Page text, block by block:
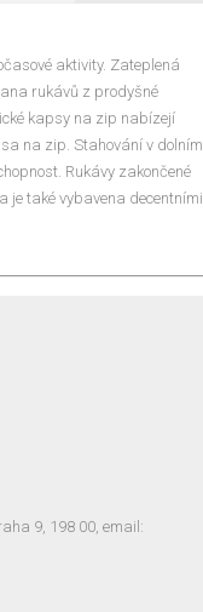
aktivity. Zateplená
rukávů z prodyšné
kapsy na zip nabízejí
na zip. Stahování v dolním
Rukávy zakončené
je také vybavena decentními
9, 198 00, email: